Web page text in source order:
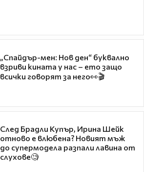
„Спайдър-мен: Нов ден“ буквално
взриви кината у нас – ето защо
всички говорят за него👀🎬
След Брадли Купър, Ирина Шейк
отново е влюбена? Новият мъж
до супермодела разпали лавина от
слухове🧐